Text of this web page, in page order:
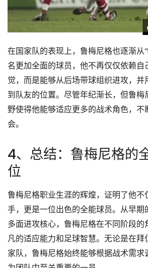
在国家队的表现上，鲁梅尼格也逐渐从
名更加全面的球员，他不再仅仅依赖
觉，而是能够从后场带球组织进攻，
到队友的位置。尽管年纪渐长，但鲁
野使得他能够适应更多的战术角色，
会。
4、总结：鲁梅尼格的
位
鲁梅尼格职业生涯的辉煌，证明了他不
手，更是一位出色的全能球员。从早期
多面进攻核心，鲁梅尼格在不同阶段
凡的适应能力和足球智慧。无论是在拜
家队，鲁梅尼格始终能够根据战术需